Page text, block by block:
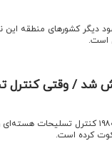
دیگر کشورهای منطقه
است.
شد / وقتی کنترل
گزارش فارن‌پالیسی یادآور می‌شود ترامپِ دهه
کرده است.